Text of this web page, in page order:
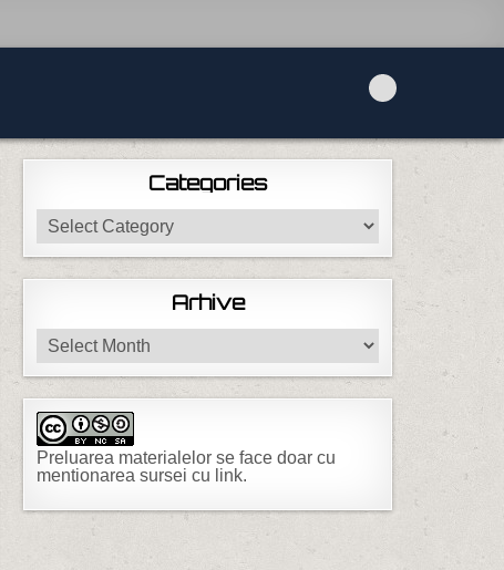
Categories
Categories
Arhive
Arhive
Preluarea materialelor se face doar cu
mentionarea sursei cu link.